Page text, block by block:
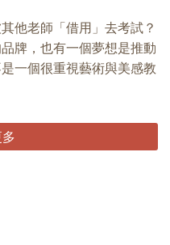
他老師「借用」去考試？
牌，也有一個夢想是推動
一個很重視藝術與美感教